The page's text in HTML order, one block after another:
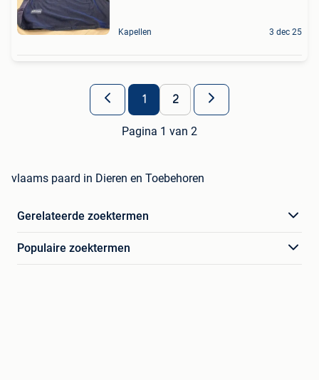
Kapellen 3 dec 25
1 2
Pagina 1 van 2
vlaams paard in Dieren en Toebehoren
Gerelateerde zoektermen
Populaire zoektermen